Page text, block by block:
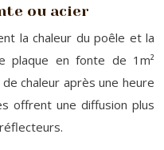
ou acier
la chaleur du poêle et la
plaque en fonte de 1m²
chaleur après une heure
offrent une diffusion plus